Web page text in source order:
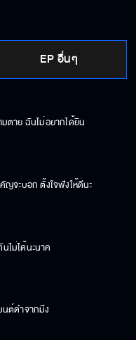
EP อื่นๆ
ตาย ฉันไม่อยากได้ยิน
ญจะบอก ตั้งใจฟังให้ดีนะ
ไม่ได้นะนาค
นต์ดำจากมึง